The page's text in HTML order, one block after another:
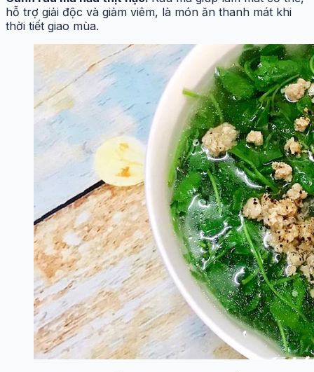
hỗ trợ giải độc và giảm viêm, là món ăn thanh mát khi
thời tiết giao mùa.